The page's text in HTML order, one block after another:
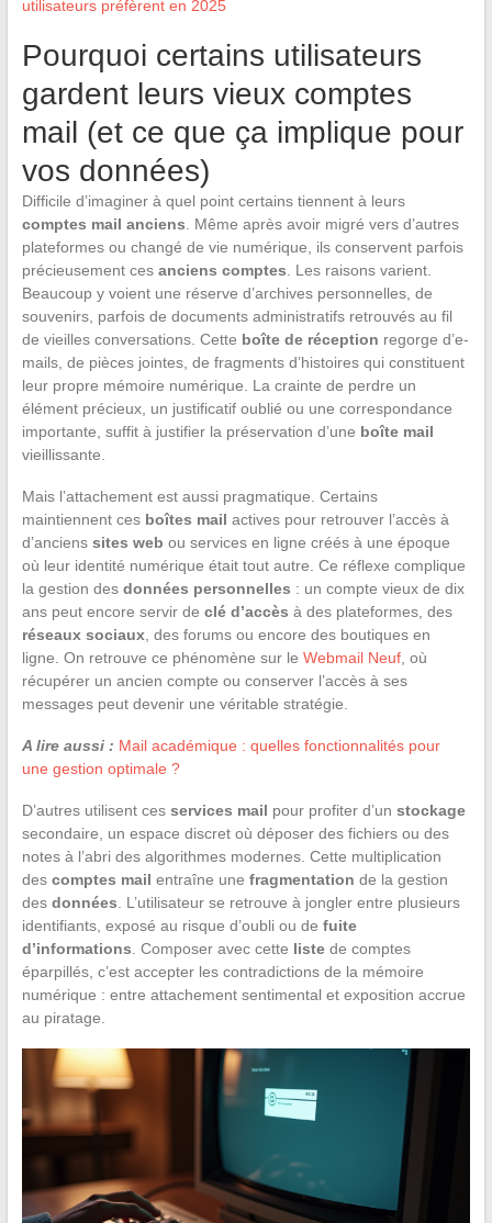
utilisateurs préfèrent en 2025
Pourquoi certains utilisateurs
gardent leurs vieux comptes
mail (et ce que ça implique pour
vos données)
Difficile d’imaginer à quel point certains tiennent à leurs
comptes mail anciens . Même après avoir migré vers d’autres
plateformes ou changé de vie numérique, ils conservent parfois
précieusement ces anciens comptes . Les raisons varient.
Beaucoup y voient une réserve d’archives personnelles, de
souvenirs, parfois de documents administratifs retrouvés au fil
de vieilles conversations. Cette boîte de réception regorge d’e-
mails, de pièces jointes, de fragments d’histoires qui constituent
leur propre mémoire numérique. La crainte de perdre un
élément précieux, un justificatif oublié ou une correspondance
importante, suffit à justifier la préservation d’une boîte mail
vieillissante.
Mais l’attachement est aussi pragmatique. Certains
maintiennent ces boîtes mail actives pour retrouver l’accès à
d’anciens sites web ou services en ligne créés à une époque
où leur identité numérique était tout autre. Ce réflexe complique
la gestion des données personnelles : un compte vieux de dix
ans peut encore servir de clé d’accès à des plateformes, des
réseaux sociaux, des forums ou encore des boutiques en
ligne. On retrouve ce phénomène sur le Webmail Neuf, où
récupérer un ancien compte ou conserver l’accès à ses
messages peut devenir une véritable stratégie.
A lire aussi : Mail académique : quelles fonctionnalités pour
une gestion optimale ?
D’autres utilisent ces services mail pour profiter d’un stockage
secondaire, un espace discret où déposer des fichiers ou des
notes à l’abri des algorithmes modernes. Cette multiplication
des comptes mail entraîne une fragmentation de la gestion
des données . L’utilisateur se retrouve à jongler entre plusieurs
identifiants, exposé au risque d’oubli ou de fuite
d’informations . Composer avec cette listede comptes
éparpillés, c’est accepter les contradictions de la mémoire
numérique : entre attachement sentimental et exposition accrue
au piratage.